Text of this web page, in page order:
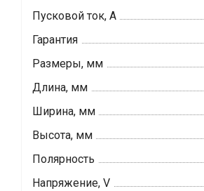
Пусковой ток, А
Гарантия
Размеры, мм
Длина, мм
Ширина, мм
Высота, мм
Полярность
Напряжение, V